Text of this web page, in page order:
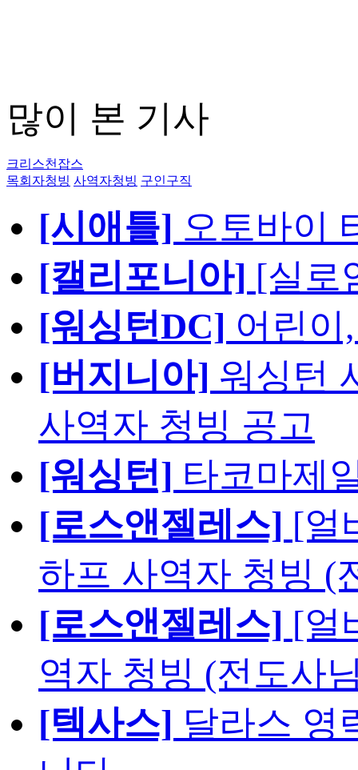
많이 본 기사
크리스천잡스
목회자청빙 사역자청빙 구인구직
[시애틀] 오토바이
[캘리포니아] [실로
[워싱턴DC] 어린이
[버지니아] 워싱턴
사역자 청빙 공고
[워싱턴] 타코마제
[로스앤젤레스] [얼
하프 사역자 청빙 (
[로스앤젤레스] [얼
역자 청빙 (전도사
[텍사스] 달라스 영